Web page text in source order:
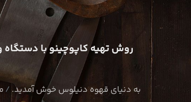
روش تهیه کاپوچینو با
به دنیای قهوه دنیلوس خوش آمدید.